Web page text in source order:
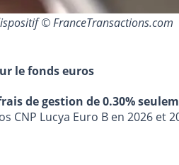
© FranceTransactions.com
le fonds euros
de gestion de 0.30%
Lucya Euro B en 2026 et